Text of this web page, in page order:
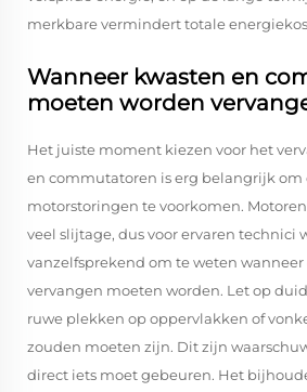
merkbare vermindert totale
Wanneer kwasten en
moeten worden
Het juiste moment kiezen voor het
en commutatoren is erg belangrijk om
motorstoringen te voorkomen.
veel slijtage, dus voor ervaren technici
vanzelfsprekend om te weten
vervangen moeten worden. Let op
ruwe plekken op oppervlakken of
zouden moeten zijn. Dit zijn
direct iets moet gebeuren. Het